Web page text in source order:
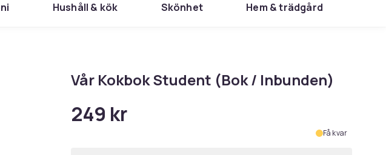
Hushåll & kök Skönhet Hem & trädgård
Vår Kokbok Student (Bok / Inbunden)
249 kr
Få kvar